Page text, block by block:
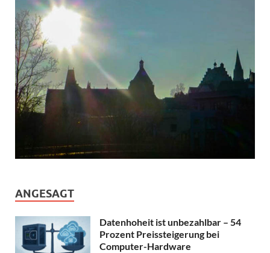
ANGESAGT
Datenhoheit ist unbezahlbar – 54
Prozent Preissteigerung bei
Computer-Hardware